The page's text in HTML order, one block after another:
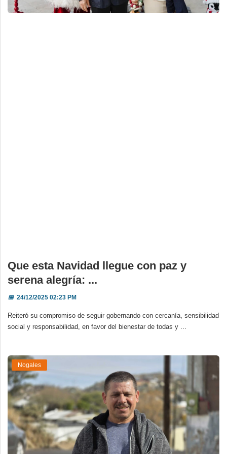
Deportes
Que esta Navidad llegue con paz y
serena alegría: ...
📅24/12/2025 02:23 PM
Reiteró su compromiso de seguir gobernando con cercanía, sensibilidad
social y responsabilidad, en favor del bienestar de todas y ...
Nogales